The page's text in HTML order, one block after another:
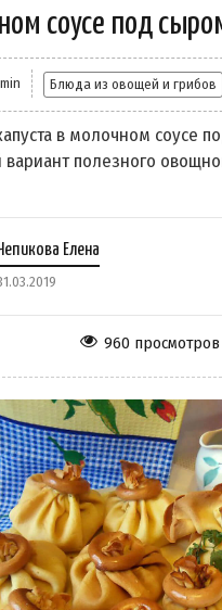
соусе под
Блюда из овощей и грибов
в молочном соусе
вариант полезного
Елена
960 просмотров